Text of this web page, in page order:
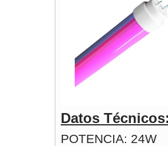
Datos
POTENCIA: 24W